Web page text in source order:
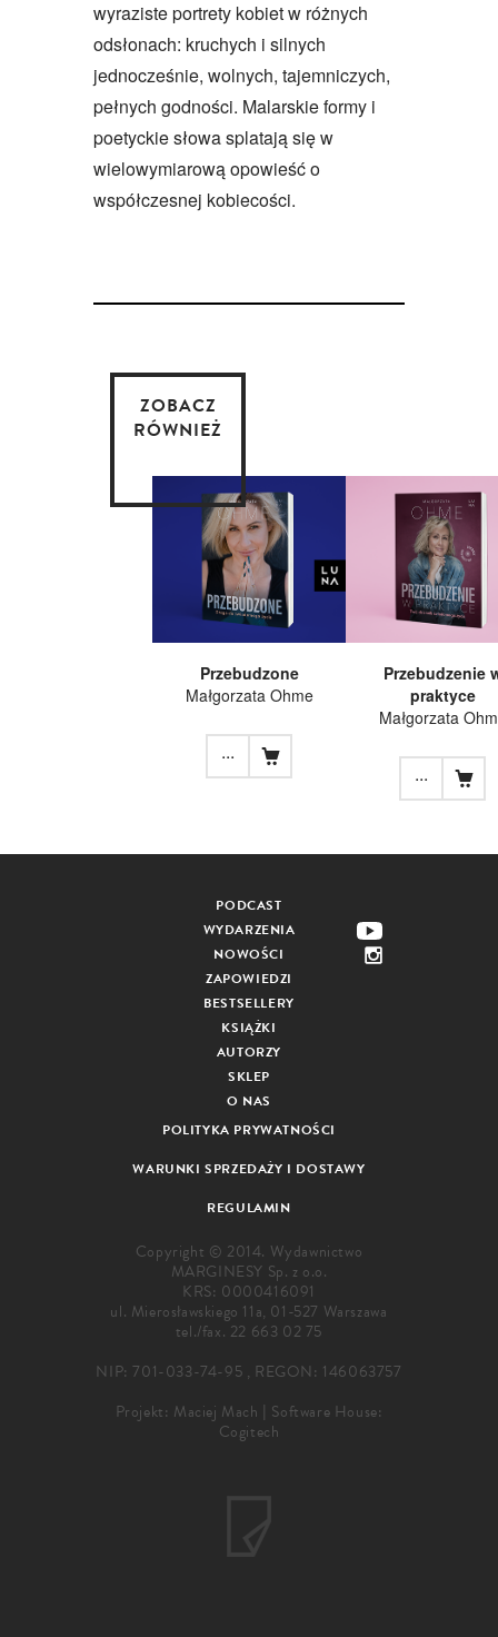
wyraziste portrety kobiet w różnych
odsłonach: kruchych i silnych
jednocześnie, wolnych, tajemniczych,
pełnych godności. Malarskie formy i
poetyckie słowa splatają się w
wielowymiarową opowieść o
współczesnej kobiecości.
ZOBACZ
RÓWNIEŻ
Przebudzone
Małgorzata Ohme
...
Przebudzenie
praktyce
Małgorzata
...
PODCAST
WYDARZENIA
NOWOŚCI
ZAPOWIEDZI
BESTSELLERY
KSIĄŻKI
AUTORZY
SKLEP
O NAS
POLITYKA PRYWATNOŚCI
WARUNKI SPRZEDAŻY I DOSTAWY
REGULAMIN
Copyright © 2014. Wydawnictwo
MARGINESY Sp. z o.o.
KRS: 0000416091
ul. Mierosławskiego 11a, 01-527 Warszawa
tel./fax. 22 663 02 75
NIP: 701-033-74-95 , REGON: 146063757
Projekt: Maciej Mach | Software House:
Cogitech